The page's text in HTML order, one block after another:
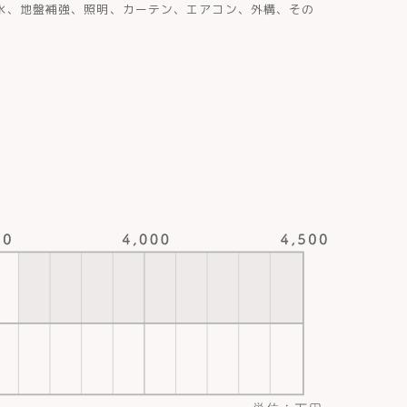
地盤補強、照明、カーテン、エアコン、外構、その